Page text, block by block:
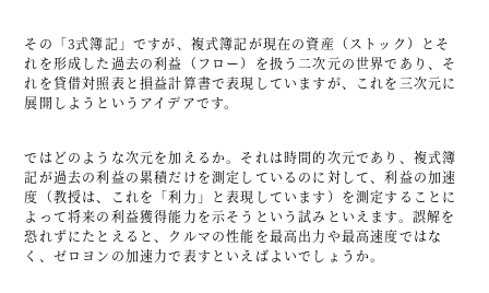
その「3式簿記」ですが、複式簿記が現在の資産（ストック）とそ
れを形成した過去の利益（フロー）を扱う二次元の世界であり、そ
れを貸借対照表と損益計算書で表現していますが、これを三次元に
展開しようというアイデアです。
ではどのような次元を加えるか。それは時間的次元であり、複式簿
記が過去の利益の累積だけを測定しているのに対して、利益の加速
度（教授は、これを「利力」と表現しています）を測定することに
よって将来の利益獲得能力を示そうという試みといえます。誤解を
恐れずにたとえると、クルマの性能を最高出力や最高速度ではな
く、ゼロヨンの加速力で表すといえばよいでしょうか。